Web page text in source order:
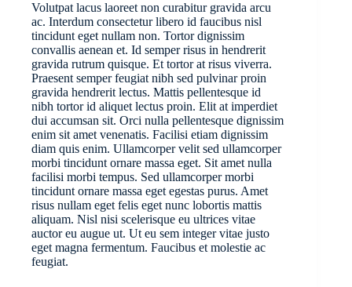
Volutpat lacus laoreet non curabitur gravida arcu
ac. Interdum consectetur libero id faucibus nisl
tincidunt eget nullam non. Tortor dignissim
convallis aenean et. Id semper risus in hendrerit
gravida rutrum quisque. Et tortor at risus viverra.
Praesent semper feugiat nibh sed pulvinar proin
gravida hendrerit lectus. Mattis pellentesque id
nibh tortor id aliquet lectus proin. Elit at imperdiet
dui accumsan sit. Orci nulla pellentesque dignissim
enim sit amet venenatis. Facilisi etiam dignissim
diam quis enim. Ullamcorper velit sed ullamcorper
morbi tincidunt ornare massa eget. Sit amet nulla
facilisi morbi tempus. Sed ullamcorper morbi
tincidunt ornare massa eget egestas purus. Amet
risus nullam eget felis eget nunc lobortis mattis
aliquam. Nisl nisi scelerisque eu ultrices vitae
auctor eu augue ut. Ut eu sem integer vitae justo
eget magna fermentum. Faucibus et molestie ac
feugiat.